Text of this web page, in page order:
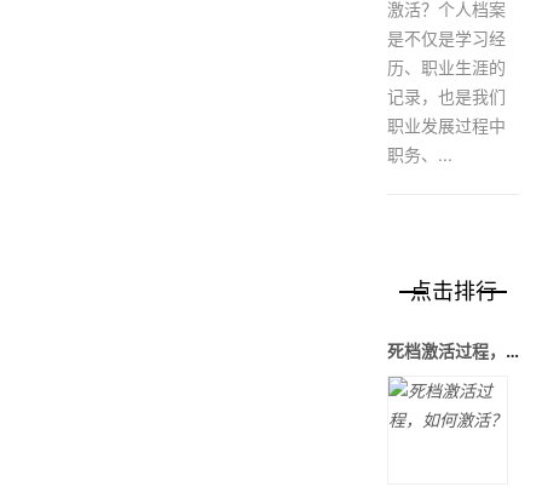
激活？个人档案
是不仅是学习经
历、职业生涯的
记录，也是我们
职业发展过程中
职务、...
点击排行
死档激活过程，如何激活？